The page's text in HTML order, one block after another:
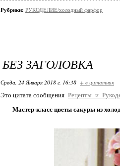
Рубрики: РУКОДЕЛИЕ/холодный фарфор
БЕЗ ЗАГОЛОВКА
Среда, 24 Января 2018 г. 16:38 + в цитатник
Это цитата сообщения
Мастер-класс цветы сакуры из